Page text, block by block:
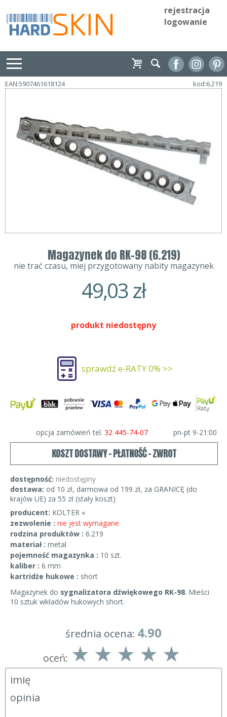
rejestracja
logowanie
EAN:5907461618124 kod:6.219
Magazynek do RK-98 (6.219)
nie trać czasu, miej przygotowany nabity magazynek
49,03zł
produkt niedostępny
sprawdź e-RATY 0% >>
opcja zamówień tel. 32 445-74-07 pn-pt 9-21:00
KOSZT DOSTAWY - PŁATNOŚĆ - ZWROT
dostępność: niedostępny
dostawa: od 10 zł, darmowa od 199 zł, za GRANICĘ (do
krajów UE) za 55 zł (stały koszt)
producent: KOLTER »
zezwolenie : nie jest wymagane
rodzina produktów : 6.219
materiał : metal
pojemność magazynka : 10 szt.
kaliber : 6 mm
kartridże hukowe : short
Magazynek do sygnalizatora dźwiękowego RK-98. Mieści
10 sztuk wkładów hukowych short.
średnia ocena: 4.90
oceń: